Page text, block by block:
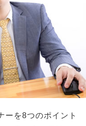
ーを8つのポイント